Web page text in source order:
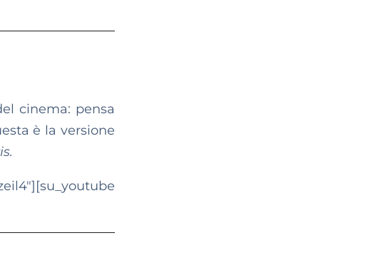
cinema: pensa
è la versione